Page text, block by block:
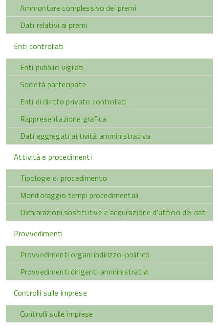
Ammontare complessivo dei premi
Dati relativi ai premi
Enti controllati
Enti pubblici vigilati
Società partecipate
Enti di diritto privato controllati
Rappresentazione grafica
Dati aggregati attività amministrativa
Attività e procedimenti
Tipologie di procedimento
Monitoraggio tempi procedimentali
Dichiarazioni sostitutive e acquisizione d'ufficio dei dati
Provvedimenti
Provvedimenti organi indirizzo-politico
Provvedimenti dirigenti amministrativi
Controlli sulle imprese
Controlli sulle imprese